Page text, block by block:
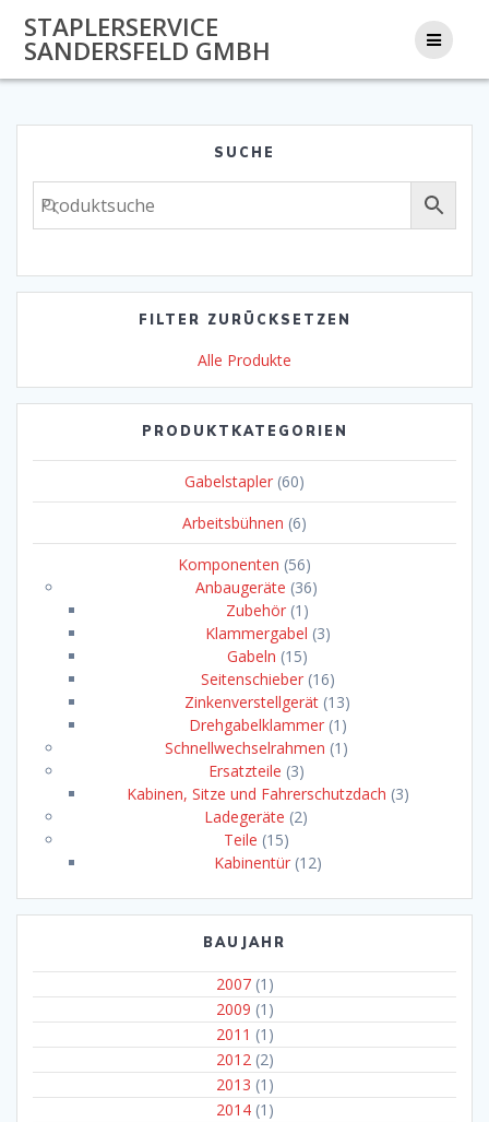
springen
STAPLERSERVICE
SANDERSFELD GMBH
SUCHE
FILTER ZURÜCKSETZEN
Alle Produkte
PRODUKTKATEGORIEN
Gabelstapler (60)
Arbeitsbühnen (6)
Komponenten (56)
Anbaugeräte (36)
Zubehör (1)
Klammergabel (3)
Gabeln (15)
Seitenschieber (16)
Zinkenverstellgerät (13)
Drehgabelklammer (1)
Schnellwechselrahmen (1)
Ersatzteile (3)
Kabinen, Sitze und Fahrerschutzdach (3)
Ladegeräte (2)
Teile (15)
Kabinentür (12)
BAUJAHR
2007 (1)
2009 (1)
2011 (1)
2012 (2)
2013 (1)
2014 (1)